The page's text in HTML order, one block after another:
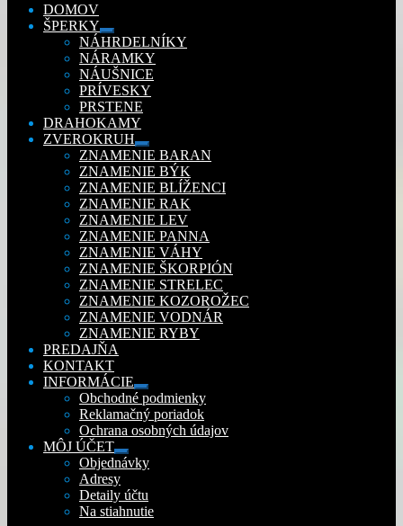
DOMOV
ŠPERKY
Rozbaliť
podradené
menu
NÁHRDELNÍKY
NÁRAMKY
NÁUŠNICE
PRÍVESKY
PRSTENE
DRAHOKAMY
ZVEROKRUH
Rozbaliť
podradené
menu
ZNAMENIE BARAN
ZNAMENIE BÝK
ZNAMENIE BLÍŽENCI
ZNAMENIE RAK
ZNAMENIE LEV
ZNAMENIE PANNA
ZNAMENIE VÁHY
ZNAMENIE ŠKORPIÓN
ZNAMENIE STRELEC
ZNAMENIE KOZOROŽEC
ZNAMENIE VODNÁR
ZNAMENIE RYBY
PREDAJŇA
KONTAKT
INFORMÁCIE
Rozbaliť
podradené
menu
Obchodné podmienky
Reklamačný poriadok
Ochrana osobných údajov
MÔJ ÚČET
Rozbaliť
podradené
Objednávky
Adresy
Detaily účtu
Na stiahnutie